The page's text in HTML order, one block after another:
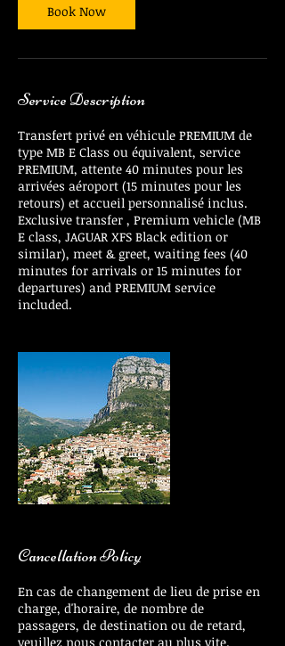
Book Now
Service Description
Transfert privé en véhicule PREMIUM de
type MB E Class ou équivalent, service
PREMIUM, attente 40 minutes pour les
arrivées aéroport (15 minutes pour les
retours) et accueil personnalisé inclus.
Exclusive transfer , Premium vehicle (MB
E class, JAGUAR XFS Black edition or
similar), meet & greet, waiting fees (40
minutes for arrivals or 15 minutes for
departures) and PREMIUM service
included.
Cancellation Policy
En cas de changement de lieu de prise en
charge, d'horaire, de nombre de
passagers, de destination ou de retard,
veuillez nous contacter au plus vite.